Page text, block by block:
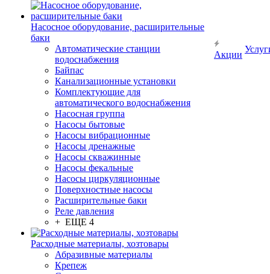
Насосное оборудование, расширительные
баки
Автоматические станции
водоснабжения
Байпас
Канализационные установки
Комплектующие для
автоматического водоснабжения
Насосная группа
Насосы бытовые
Насосы вибрационные
Насосы дренажные
Насосы скважинные
Насосы фекальные
Насосы циркуляционные
Поверхностные насосы
Расширительные баки
Реле давления
+ ЕЩЕ 4
Расходные материалы, хозтовары
Абразивные материалы
Крепеж
Акции